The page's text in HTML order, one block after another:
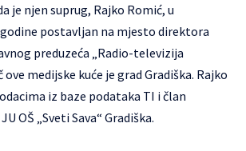
je njen suprug, Rajko Romić, u
postavljan na mjesto direktora
preduzeća „Radio-televizija
ove medijske kuće je grad Gradiška. Rajko
iz baze podataka TI i član
OŠ „Sveti Sava“ Gradiška.